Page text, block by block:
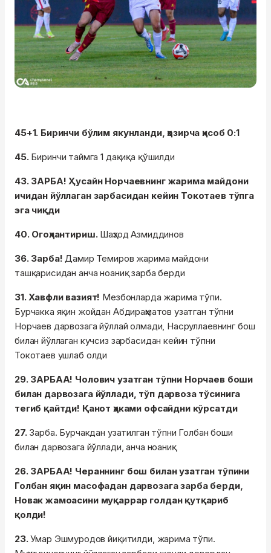
45+1. Биринчи бўлим якунланди, ҳозирча ҳисоб 0:1
45. Биринчи таймга 1 дақиқа қўшилди
43. ЗАРБА! Ҳусайн Норчаевнинг жарима майдони
ичидан йўллаган зарбасидан кейин Токотаев тўпга
эга чиқди
40. Огоҳлантириш. Шаҳзод Азмиддинов
36. Зарба! Дамир Темиров жарима майдони
ташқарисидан анча ноаниқ зарба берди
31. Хавфли вазият! Мезбонларда жарима тўпи.
Бурчакка яқин жойдан Абдираҳматов узатган тўпни
Норчаев дарвозага йўллай олмади, Насруллаевнинг бош
билан йўллаган кучсиз зарбасидан кейин тўпни
Токотаев ушлаб олди
29. ЗАРБАА! Чолович узатган тўпни Норчаев боши
билан дарвозага йўллади, тўп дарвоза тўсинига
тегиб қайтди! Қанот ҳаками офсайдни кўрсатди
27. Зарба. Бурчакдан узатилган тўпни Голбан боши
билан дарвозага йўллади, анча ноаниқ
26. ЗАРБАА! Чераннинг бош билан узатган тўпини
Голбан яқин масофадан дарвозага зарба берди,
Новак жамоасини муқаррар голдан қутқариб
қолди!
23.Умар Эшмуродов йиқитилди, жарима тўпи.